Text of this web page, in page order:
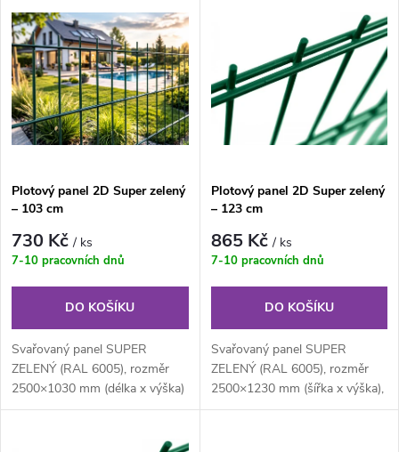
z
e
n
í
p
r
o
d
u
Nejprodávanější
Abecedně
ý
p
i
s
p
r
d
u
Plotový panel 2D Super zelený
– 103 cm
730 Kč/ ks
7-10 pracovních dnů
DO KOŠÍKU
Svařovaný panel SUPER
ZELENÝ (RAL 6005), rozměr
2500×1030 mm (délka x výška)
je svařovaný plotový panel o
Plotový panel 2D Super zelený
– 123 cm
865 Kč/ ks
7-10 pracovních dnů
DO KOŠÍKU
Svařovaný panel SUPER
ZELENÝ (RAL 6005), rozměr
2500×1230 mm (šířka x výška),
je svařovaný plotový panel o